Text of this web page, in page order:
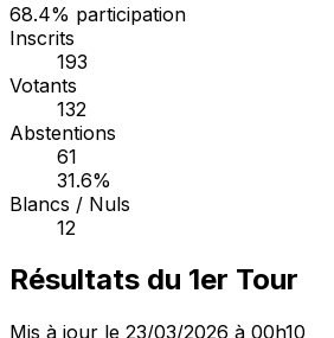
68.4% participation
Inscrits
193
Votants
132
Abstentions
61
31.6%
Blancs / Nuls
12
Résultats du 1er Tour
Mis à jour le 23/03/2026 à 00h10